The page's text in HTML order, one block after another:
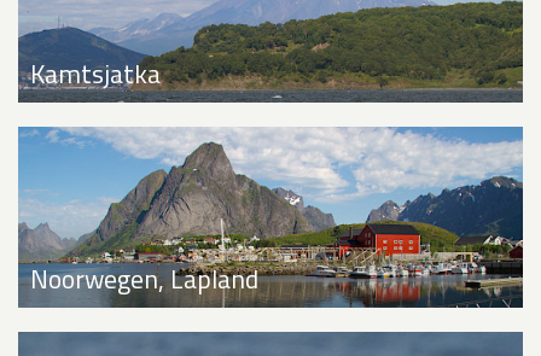
Kamtsjatka
Noorwegen, Lapland